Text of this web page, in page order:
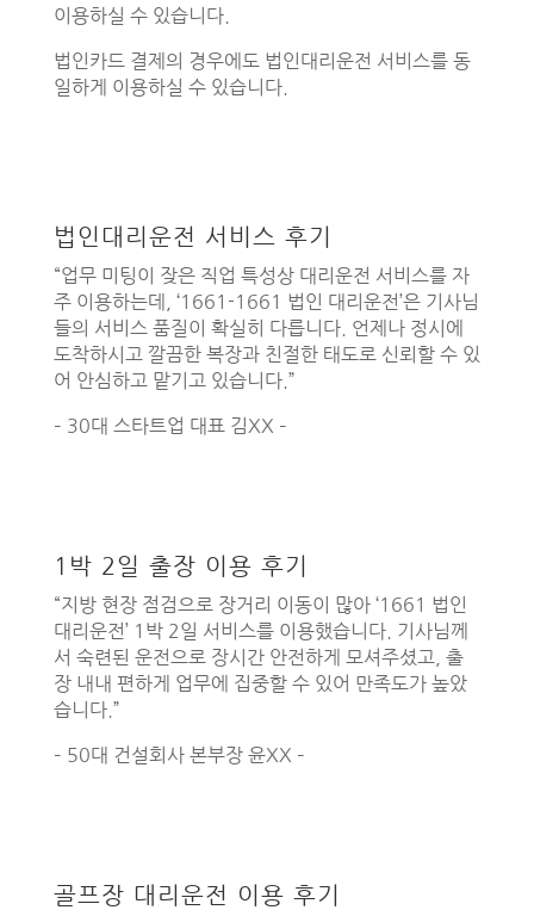
이용하실 수 있습니다.
법인카드 결제의 경우에도 법인대리운전 서비스를 동
일하게 이용하실 수 있습니다.
법인대리운전 서비스 후기
“업무 미팅이 잦은 직업 특성상 대리운전 서비스를 자
주 이용하는데, ‘1661-1661 법인 대리운전’은 기사님
들의 서비스 품질이 확실히 다릅니다. 언제나 정시에
도착하시고 깔끔한 복장과 친절한 태도로 신뢰할 수 있
어 안심하고 맡기고 있습니다.”
– 30대 스타트업 대표 김XX –
1박 2일 출장 이용 후기
“지방 현장 점검으로 장거리 이동이 많아 ‘1661 법인
대리운전’ 1박 2일 서비스를 이용했습니다. 기사님께
서 숙련된 운전으로 장시간 안전하게 모셔주셨고, 출
장 내내 편하게 업무에 집중할 수 있어 만족도가 높았
습니다.”
– 50대 건설회사 본부장 윤XX –
골프장 대리운전 이용 후기